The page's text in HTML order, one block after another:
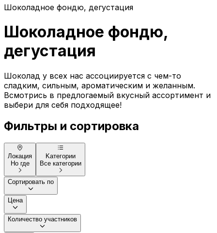
Шоколадное фондю, дегустация
Шоколадное фондю,
дегустация
Шоколад у всех нас ассоциируется с чем-то
сладким, сильным, ароматическим и желанным.
Всмотрись в предлогаемый вкусный ассортимент и
выбери для себя подходящее!
Фильтры и сортировка
Локация
Но где
Kатегории
Все категории
Сортировать по
Цена
Количество участников